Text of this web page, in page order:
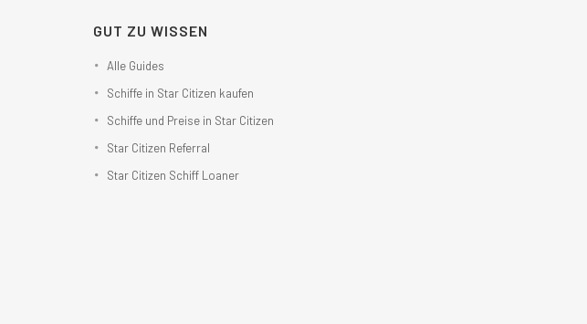
GUT ZU WISSEN
Alle Guides
Schiffe in Star Citizen kaufen
Schiffe und Preise in Star Citizen
Star Citizen Referral
Star Citizen Schiff Loaner